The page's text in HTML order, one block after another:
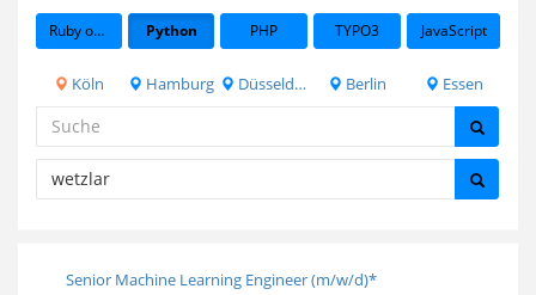
Ruby on Rails Python PHP TYPO3 JavaScript
Köln Hamburg Düsseldorf Berlin Essen
Senior Machine Learning Engineer (m/w/d)*